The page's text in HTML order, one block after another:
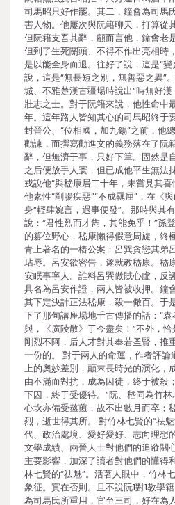
司馬昭只好作罷。其二，鐘會為司馬
害人物。他屢次與阮籍聊天，打算從
但阮籍支吾其辭，顧而言他，鐘會老
但到了生死關頭、不得不作出亮相時
是以能全身而退。往好了說，這是“
說，這是“無長短之別，無善惡之異”
城、不雅楚漢古疆場時說出“時無好
壯志之士。對于阮籍來說，他性命中
年。這年路人皆知其心的司馬昭終于
封晉公、“位相國，加九錫”之前，他
勸諫，而撰寫勸進文的義務落在了阮
辭，但無濟于事，只好下筆。固然是
之后便放手人寰，但已成他平生無法
戎說他“與嵇康居二十年，未嘗見其喜
他素性“剛腸疾惡”“不成羈屈”，在《
身“輕肆婉言，遇事便發”。那時與其
說：“君性烈而才雋，其能免乎！”孫
的篡位野心，嵇康懶得假意周旋，終
青上著名的一樁公案：呂巽貪戀其
玷辱。呂安欲密告，遂就教嵇康。嵇
安眠事寧人。誰料呂巽做賊心虛，反
具名為呂安作證，兩人皆被收押。鐘
其下定決計正法嵇康，殺一儆百。于
下了那句講座場地千古傳播的話：“
與，《廣陵散》于今盡矣！”不外，
剛烈不阿，后人才對其奉若圣賢，推
一份的。 對于兩人的命運，作者評論
上的奧妙差別，顛末長時光的演化，
由不滿而對抗，成為囚徒，終于被殺
下囚，終于受優待。”阮、嵇同為竹
心坎亦備受熬煎，故不出數月而卒；
烈，逝世得其所。 對竹林七賢的“祛
代、政治處境、愛好愛好、志向理想
文學成績、兩晉人士對他們的追蹤關
主要影響，加深了讀者對他們的懂得
林七賢的“祛魅”。活著人眼中，竹林
象征。實在否則。且不說阮1對1教學
為司馬氏所重用，官至三司，好在為